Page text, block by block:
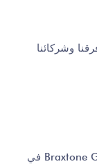
وشركائنا
في Braxtone Group ، نعتبر التحديات فرصًا للنمو والابتكار. من